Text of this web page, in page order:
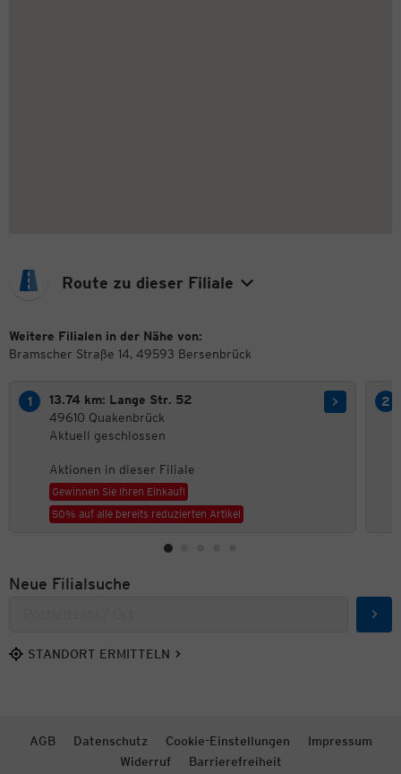
Route zu dieser Filiale
Weitere Filialen in der Nähe von:
Bramscher Straße 14, 49593 Bersenbrück
13.74 km: Lange Str. 52
49610 Quakenbrück
Aktuell geschlossen
Aktionen in dieser Filiale
Gewinnen Sie Ihren Einkauf!
50% auf alle bereits reduzierten Artikel
Neue Filialsuche
STANDORT ERMITTELN
AGB Datenschutz Cookie-Einstellungen
Impressum
Widerruf
Barrierefreiheit